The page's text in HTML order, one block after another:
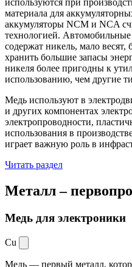
используются при
материала для
аккумуляторы NCM и NCA
технологией.
содержат никель, мало
хранить большие запасы
никеля более пригодны к
использованию, чем другие
Медь используют в
и других компонентах
электропроводности,
использования в
играет важную роль в
Читать раздел
Металл –
Медь для электроники
Cu
Медь — первый металл,